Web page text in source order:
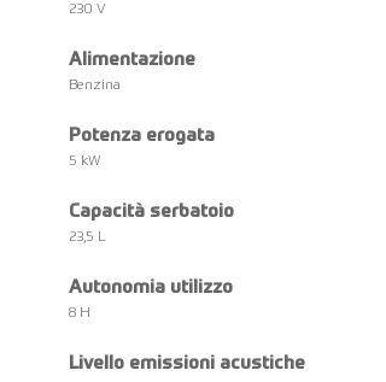
230 V
Alimentazione
Benzina
Potenza erogata
5 kW
Capacità serbatoio
23,5 L
Autonomia utilizzo
8 H
Livello emissioni acustiche